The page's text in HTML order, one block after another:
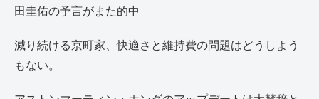
田圭佑の予言がまた的中
減り続ける京町家、快適さと維持費の問題はどうしよう
もない。